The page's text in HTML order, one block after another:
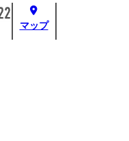
マップ